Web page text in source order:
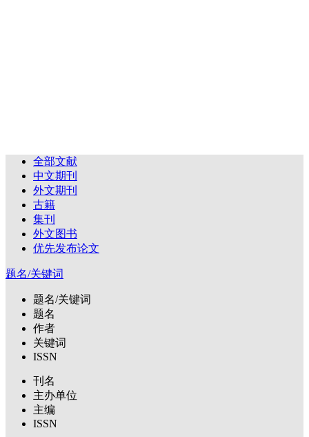
全部文献
中文期刊
外文期刊
古籍
集刊
外文图书
优先发布论文
题名/关键词
题名/关键词
题名
作者
关键词
ISSN
刊名
主办单位
主编
ISSN